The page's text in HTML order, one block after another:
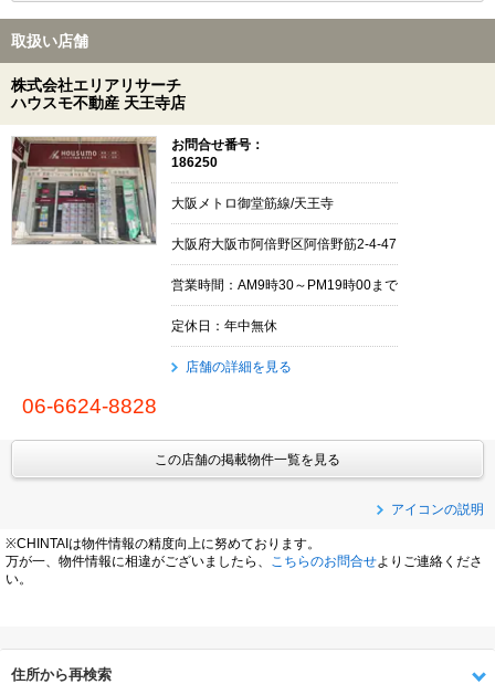
取扱い店舗
株式会社エリアリサーチ
ハウスモ不動産 天王寺店
お問合せ番号：
186250
大阪メトロ御堂筋線/天王寺
大阪府大阪市阿倍野区阿倍野筋2-4-47
営業時間：AM9時30～PM19時00まで
定休日：年中無休
店舗の詳細を見る
06-6624-8828
この店舗の掲載物件一覧を見る
アイコンの説明
※CHINTAIは物件情報の精度向上に努めております。
万が一、物件情報に相違がございましたら、
こちらのお問合せよりご連絡くださ
い。
住所から再検索